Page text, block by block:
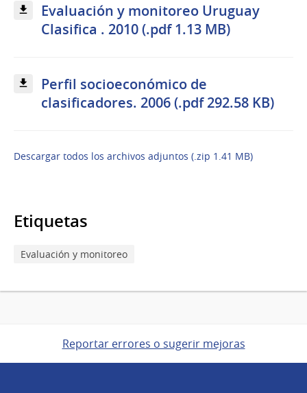
Evaluación y monitoreo Uruguay
Clasifica . 2010 (.pdf 1.13 MB)
Perfil socioeconómico de
clasificadores. 2006 (.pdf 292.58 KB)
Descargar todos los archivos adjuntos (.zip 1.41 MB)
Etiquetas
Evaluación y monitoreo
Reportar errores o sugerir mejoras